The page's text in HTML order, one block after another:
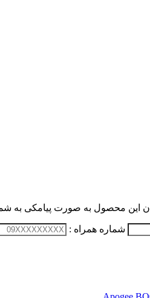
این محصول به صورت پیامکی به
شماره همراه :